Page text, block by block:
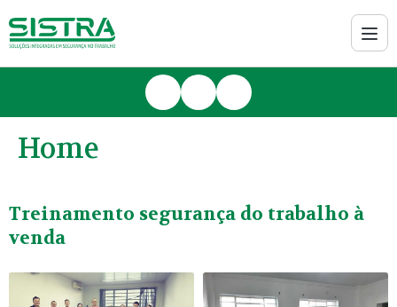
Home
Treinamento segurança do trabalho à
venda